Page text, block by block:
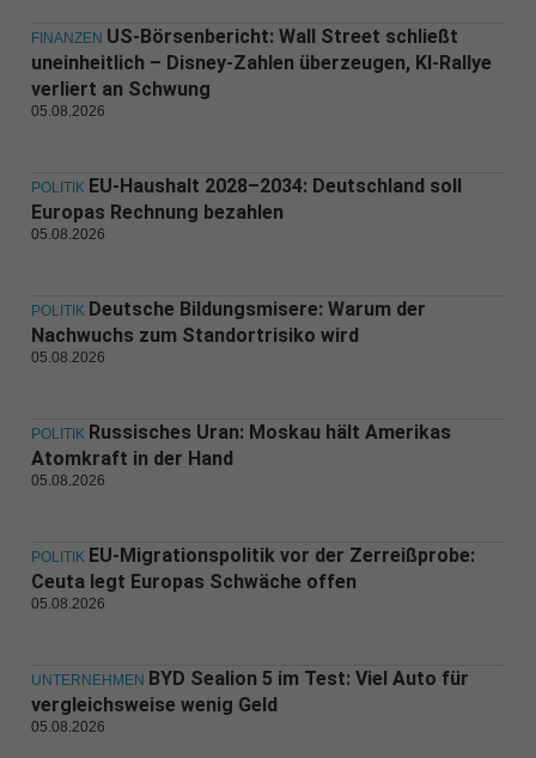
FINANZEN US-Börsenbericht: Wall Street schließt
uneinheitlich – Disney-Zahlen überzeugen, KI-Rallye
verliert an Schwung
05.08.2026
POLITIK EU-Haushalt 2028–2034: Deutschland soll
Europas Rechnung bezahlen
05.08.2026
POLITIK Deutsche Bildungsmisere: Warum der
Nachwuchs zum Standortrisiko wird
05.08.2026
POLITIK Russisches Uran: Moskau hält Amerikas
Atomkraft in der Hand
05.08.2026
POLITIK EU-Migrationspolitik vor der Zerreißprobe:
Ceuta legt Europas Schwäche offen
05.08.2026
UNTERNEHMEN BYD Sealion 5 im Test: Viel Auto für
vergleichsweise wenig Geld
05.08.2026